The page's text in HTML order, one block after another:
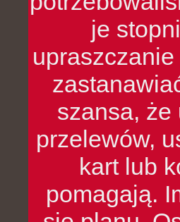
je
szansa, że
przelewów,
kart lub
pomagają.